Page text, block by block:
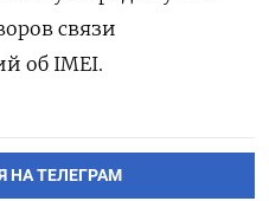
связи
об IMEI.
НА ТЕЛЕГРАМ